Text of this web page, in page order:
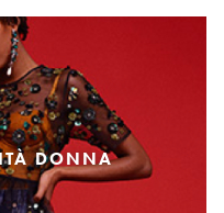
DONNA